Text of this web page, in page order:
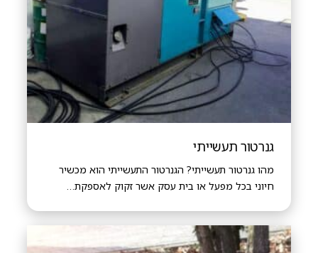
גנרטור תעשייתי
מהו גנרטור תעשייתי? הגנרטור התעשייתי הוא מכשיר
חיוני בכל מפעל או בית עסק אשר זקוק לאספקת…